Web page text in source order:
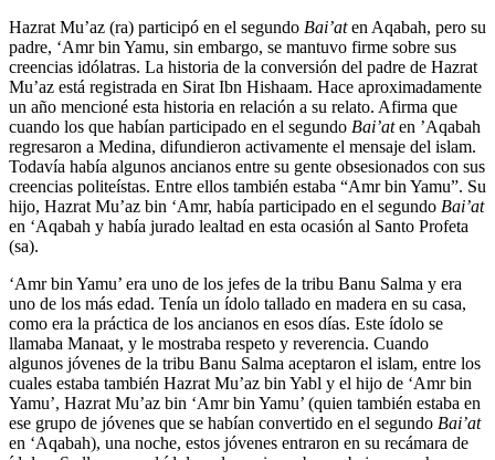
Hazrat Mu’az (ra) participó en el segundo Bai’aten Aqabah, pero su
padre, ‘Amr bin Yamu, sin embargo, se mantuvo firme sobre sus
creencias idólatras. La historia de la conversión del padre de Hazrat
Mu’az está registrada en Sirat Ibn Hishaam. Hace aproximadamente
un año mencioné esta historia en relación a su relato. Afirma que
cuando los que habían participado en el segundo Bai’aten ’Aqabah
regresaron a Medina, difundieron activamente el mensaje del islam.
Todavía había algunos ancianos entre su gente obsesionados con sus
creencias politeístas. Entre ellos también estaba “Amr bin Yamu”. Su
hijo, Hazrat Mu’az bin ‘Amr, había participado en el segundo Bai’at
en ‘Aqabah y había jurado lealtad en esta ocasión al Santo Profeta
(sa).
‘Amr bin Yamu’ era uno de los jefes de la tribu Banu Salma y era
uno de los más edad. Tenía un ídolo tallado en madera en su casa,
como era la práctica de los ancianos en esos días. Este ídolo se
llamaba Manaat, y le mostraba respeto y reverencia. Cuando
algunos jóvenes de la tribu Banu Salma aceptaron el islam, entre los
cuales estaba también Hazrat Mu’az bin Yabl y el hijo de ‘Amr bin
Yamu’, Hazrat Mu’az bin ‘Amr bin Yamu’ (quien también estaba en
ese grupo de jóvenes que se habían convertido en el segundo Bai’at
en ‘Aqabah), una noche, estos jóvenes entraron en su recámara de